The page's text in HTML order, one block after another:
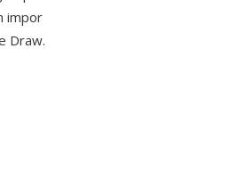
impor
Draw.